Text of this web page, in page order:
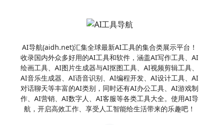
AI导航(aidh.net)汇集全球最新AI工具的集合类展示平台！
收录国内外众多好用的AI工具和软件，涵盖AI写作工具、AI
绘画工具、AI图片生成器与AI抠图工具、AI视频剪辑工具、
AI音乐生成器、AI语音识别、AI编程开发、AI设计工具、AI
对话聊天等丰富的AI类别，同时还有AI办公工具、AI游戏制
作、AI营销、AI数字人、AI客服等各类工具大全。使用AI导
航，开启高效工作、享受人工智能给生活带来的乐趣吧！